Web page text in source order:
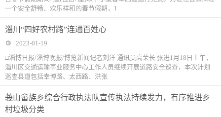
一个安全舒畅、欢乐祥和的春节假期，1
淄川“四好农村路”连通百姓心
2023-01-19
□淄博日报/淄博晚报/博览新闻记者刘洋 通讯员高荣长 张进1月18日上午，
淄川区交通运输事业服务中心工作人员继续开展道路安全巡查，本次计划
巡查县道包括幸博路、太西路、洪张
莪山畲族乡综合行政执法队宣传执法持续发力，有序推进乡
村垃圾分类